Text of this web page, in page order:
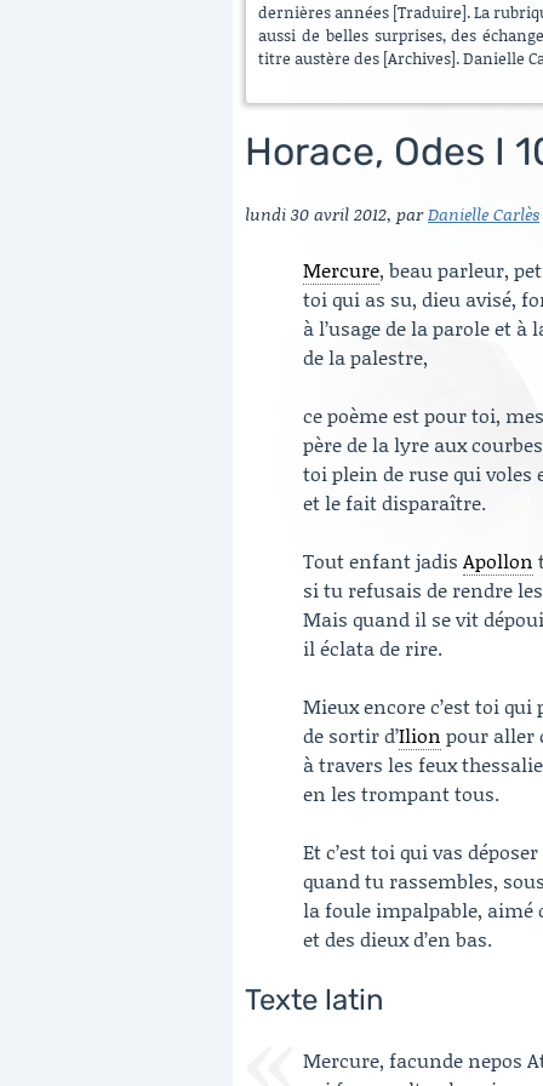
dernières années [Traduire]. La
aussi de belles surprises, des
titre austère des [Archives]. Danielle
Horace, Odes I
lundi 30 avril 2012, parDanielle Carlès
Mercure, beau parleur,
toi qui as su, dieu avisé,
à l’usage de la parole et à
de la palestre,
ce poème est pour toi,
père de la lyre aux
toi plein de ruse qui
et le fait disparaître.
Tout enfant jadis Apollon
si tu refusais de rendre
Mais quand il se vit
il éclata de rire.
Mieux encore c’est toi
de sortir d’Ilion pour aller
à travers les feux
en les trompant tous.
Et c’est toi qui vas
quand tu rassembles,
la foule impalpable, aimé
et des dieux d’en bas.
Texte latin
Mercure, facunde nepos